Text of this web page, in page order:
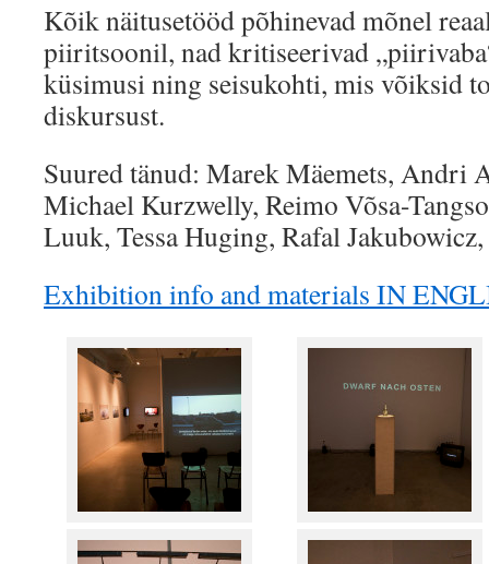
Kõik näitusetööd põhinevad mõnel
piiritsoonil, nad kritiseerivad
küsimusi ning seisukohti, mis võiksid
diskursust.
Suured tänud: Marek Mäemets, Andri
Michael Kurzwelly, Reimo Võsa-
Luuk, Tessa Huging, Rafal
Exhibition info and materials IN